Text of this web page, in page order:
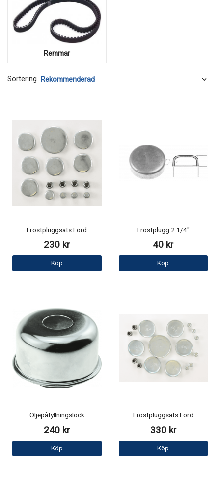
Remmar
Sortering
Frostpluggsats Ford
230 kr
Köp
Frostplugg 2 1/4"
40 kr
Köp
Oljepåfyllningslock
240 kr
Köp
Frostpluggsats Ford
330 kr
Köp